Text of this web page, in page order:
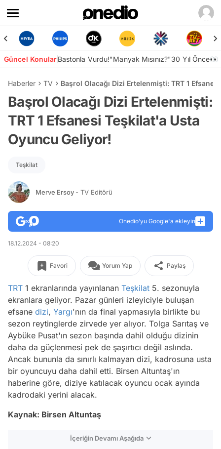
Güncel KonularBastonla Vurdu!"Manyak Mısınız?"30 Yıl Önce👀
Haberler TV Başrol Olacağı Dizi Ertelenmişti: TRT 1
Başrol Olacağı Dizi Ertelenmişti:
TRT 1 Efsanesi Teşkilat'a Usta
Oyuncu Geliyor!
Teşkilat
Merve Ersoy - TV Editörü
Onedio’yu Google'a ekleyin
18.12.2024 - 08:20
Favori Yorum Yap Paylaş
TRT 1 ekranlarında yayınlanan Teşkilat 5. sezonuyla
ekranlara geliyor. Pazar günleri izleyiciyle buluşan
efsane dizi, Yargı'nın da final yapmasıyla birlikte bu
sezon reytinglerde zirvede yer alıyor. Tolga Sarıtaş ve
Aybüke Pusat'ın sezon başında dahil olduğu dizinin
daha da güçlenmesi pek de şaşırtıcı değil aslında.
Ancak bununla da sınırlı kalmayan dizi, kadrosuna usta
bir oyuncuyu daha dahil etti. Birsen Altuntaş'ın
haberine göre, diziye katılacak oyuncu ocak ayında
kadrodaki yerini alacak.
Kaynak: Birsen Altuntaş
İçeriğin Devamı Aşağıda